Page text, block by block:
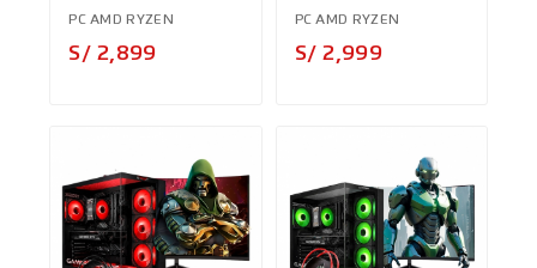
PC AMD RYZEN
S/ 2,899
PC AMD RYZEN
S/ 2,999